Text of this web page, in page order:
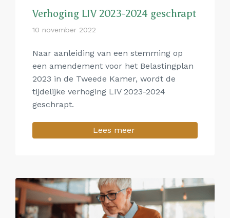
Verhoging LIV 2023-2024 geschrapt
10 november 2022
Naar aanleiding van een stemming op
een amendement voor het Belastingplan
2023 in de Tweede Kamer, wordt de
tijdelijke verhoging LIV 2023-2024
geschrapt.
Lees meer